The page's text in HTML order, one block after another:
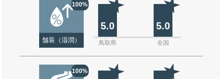
100%
舗装（湿潤）
5.0 5.0
鳥取県 全国
100%